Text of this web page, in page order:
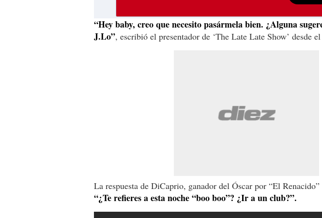
“Hey baby, creo que necesito pasármela bien. ¿Alguna
J.Lo”, escribió el presentador de ‘The Late Late Show’ desde
La respuesta de DiCaprio, ganador del Óscar por “El
“¿Te refieres a esta noche “boo boo”? ¿Ir a un club?”.